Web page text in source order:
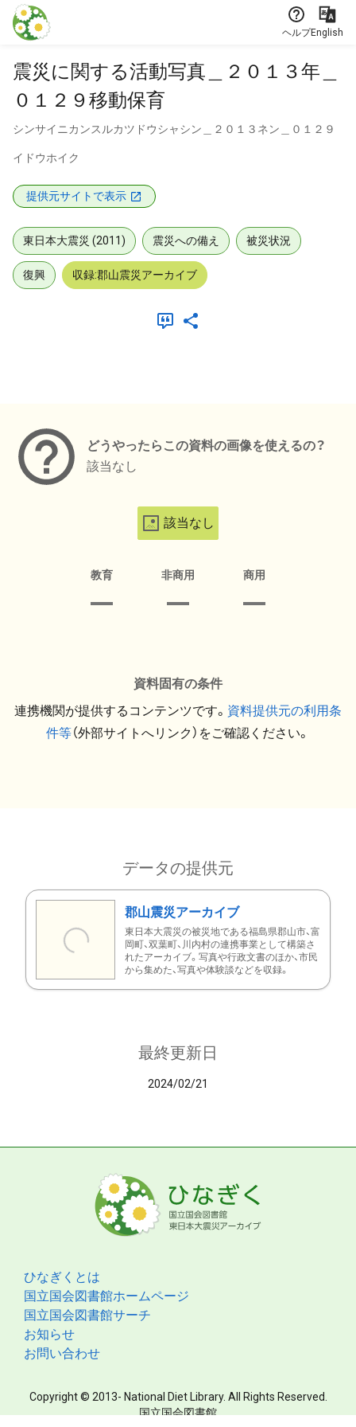
本文に飛ぶ
ヘルプEnglish
震災に関する活動写真＿２０１３年＿
０１２９移動保育
シンサイニカンスルカツドウシャシン＿２０１３ネン＿０１２９
イドウホイク
提供元サイトで表示
東日本大震災 (2011) 震災への備え 被災状況
復興 収録:郡山震災アーカイブ
どうやったらこの資料の画像を使えるの？
該当なし
該当なし
教育 非商用 商用
資料固有の条件
連携機関が提供するコンテンツです。 資料提供元の利用条
件等（外部サイトへリンク）をご確認ください。
データの提供元
郡山震災アーカイブ
東日本大震災の被災地である福島県郡山市、富
岡町、双葉町、川内村の連携事業として構築さ
れたアーカイブ。写真や行政文書のほか、市民
から集めた、写真や体験談などを収録。
最終更新日
2024/02/21
ひなぎくとは
国立国会図書館ホームページ
国立国会図書館サーチ
お知らせ
お問い合わせ
Copyright © 2013- National Diet Library. All Rights Reserved.